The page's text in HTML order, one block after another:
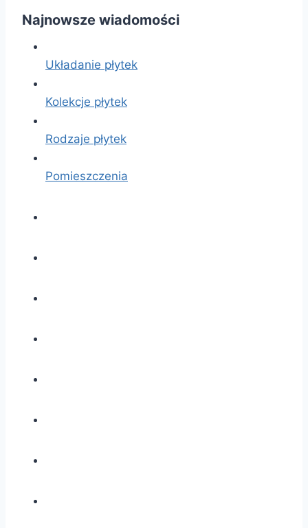
Najnowsze wiadomości
Układanie płytek
Kolekcje płytek
Rodzaje płytek
Pomieszczenia